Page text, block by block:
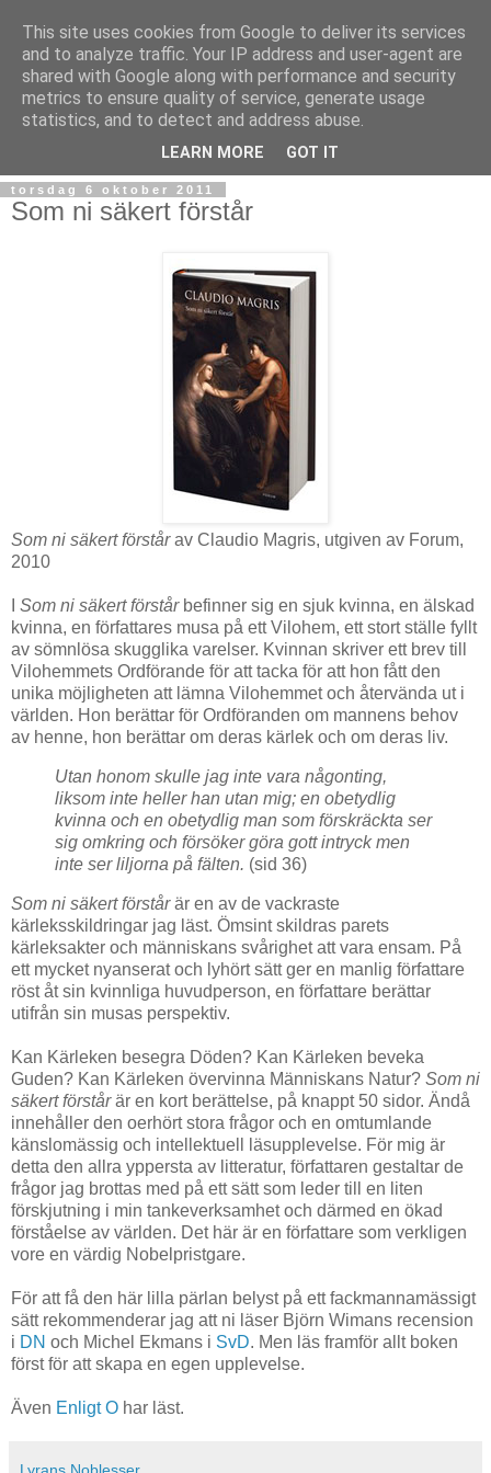
torsdag 6 oktober 2011
Som ni säkert förstår
Som ni säkert förstårav Claudio Magris, utgiven av Forum,
2010
Som ni säkert förstår befinner sig en sjuk kvinna, en älskad
kvinna, en författares musa på ett Vilohem, ett stort ställe fyllt
av sömnlösa skugglika varelser. Kvinnan skriver ett brev till
Vilohemmets Ordförande för att tacka för att hon fått den
unika möjligheten att lämna Vilohemmet och återvända ut i
världen. Hon berättar för Ordföranden om mannens behov
av henne, hon berättar om deras kärlek och om deras liv.
Utan honom skulle jag inte vara någonting,
liksom inte heller han utan mig; en obetydlig
kvinna och en obetydlig man som förskräckta ser
sig omkring och försöker göra gott intryck men
inte ser liljorna på fälten. (sid 36)
Som ni säkert förstårär en av de vackraste
kärleksskildringar jag läst. Ömsint skildras parets
kärleksakter och människans svårighet att vara ensam. På
ett mycket nyanserat och lyhört sätt ger en manlig författare
röst åt sin kvinnliga huvudperson, en författare berättar
utifrån sin musas perspektiv.
Kan Kärleken besegra Döden? Kan Kärleken beveka
Guden? Kan Kärleken övervinna Människans Natur? Som ni
säkert förstårär en kort berättelse, på knappt 50 sidor. Ändå
innehåller den oerhört stora frågor och en omtumlande
känslomässig och intellektuell läsupplevelse. För mig är
detta den allra yppersta av litteratur, författaren gestaltar de
frågor jag brottas med på ett sätt som leder till en liten
förskjutning i min tankeverksamhet och därmed en ökad
förståelse av världen. Det här är en författare som verkligen
vore en värdig Nobelpristgare.
För att få den här lilla pärlan belyst på ett fackmannamässigt
sätt rekommenderar jag att ni läser Björn Wimans recension
i DN och Michel Ekmans i SvD. Men läs framför allt boken
först för att skapa en egen upplevelse.
Även Enligt O har läst.
This site uses cookies from Google to deliver its services
and to analyze traffic. Your IP address and user-agent are
shared with Google along with performance and security
metrics to ensure quality of service, generate usage
statistics, and to detect and address abuse.
LEARN MORE GOT IT